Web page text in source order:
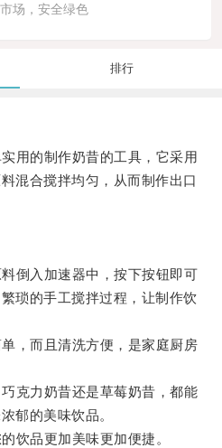
场，安全绿色
排行
的制作奶昔的工具，它采用
混合搅拌均匀，从而制作出口
入加速器中，按下按钮即可
琐的手工搅拌过程，让制作饮
而且清洗方便，是家庭厨房
力奶昔还是草莓奶昔，都能
郁的美味饮品。
品更加美味更加便捷。